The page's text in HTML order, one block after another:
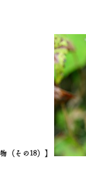
（その18）】